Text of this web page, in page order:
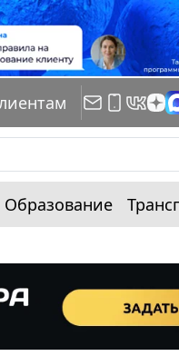
Образование